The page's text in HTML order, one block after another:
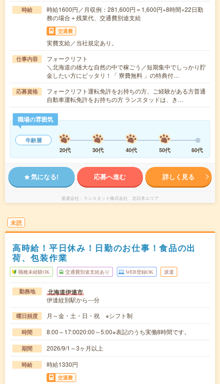
時給
時給1600円／月収例：281,600円＝1,600円×8時間×22日勤
務の場合＋残業代、交通費別途支給
交通費
実費支給／当社規定あり。
仕事内容
フォークリフト
＼北海道の雄大な自然の中で稼ごう／短期集中でしっかり貯
金したい方にピッタリ！「 寮費無料 」の特典付…
応募資格
フォークリフト運転免許をお持ちの方、ご経験がある方普通
自動車運転免許をお持ちの方 ランスタッドは、き…
職場の雰囲気
年齢層
20代
30代 40代 50代 60代
気になる! 応募へ進む 詳しく見る
派遣会社 ランスタッド株式会社 北日本エリア
未読
高時給！平日休み！日勤のお仕事！食品の出
荷、包装作業
職種未経験OK 交通費別途支給あり WEB登録OK 派遣
勤務地 北海道伊達市
伊達紋別駅から---分
曜日頻度 月～金・土・日・祝 ※シフト制
時間 8:00～17:0020:00～5:00※表記のうち実働8時間です。
期間 2026/9/1～3ヶ月以上
時給 時給1330円
交通費